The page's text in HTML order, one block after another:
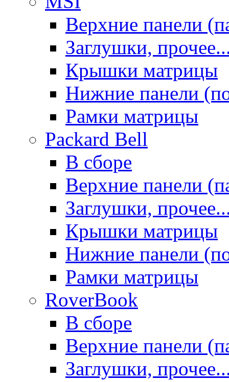
Верхние панели
Заглушки,
Крышки матрицы
Нижние панели
Рамки матрицы
Packard Bell
В сборе
Верхние панели
Заглушки,
Крышки матрицы
Нижние панели
Рамки матрицы
RoverBook
В сборе
Верхние панели
Заглушки,